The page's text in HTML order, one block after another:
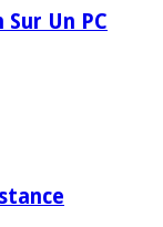
Un PC